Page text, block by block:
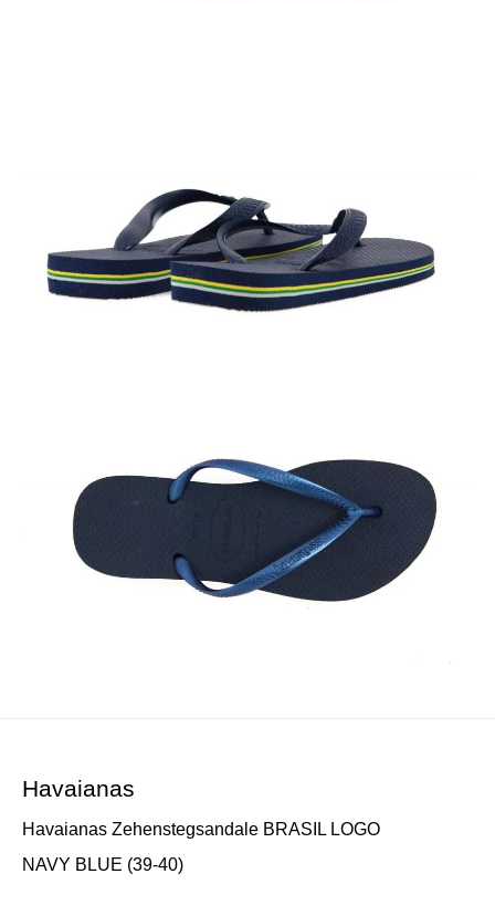
Havaianas
Havaianas Zehenstegsandale BRASIL LOGO
NAVY BLUE (39-40)